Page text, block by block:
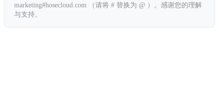
marketing#hosecloud.com （请将 # 替换为 @ ）。感谢您的理解
与支持。